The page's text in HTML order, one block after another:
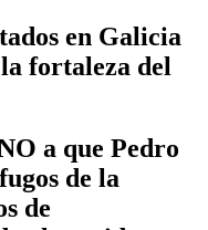
en Galicia
fortaleza del
a que Pedro
de la
de